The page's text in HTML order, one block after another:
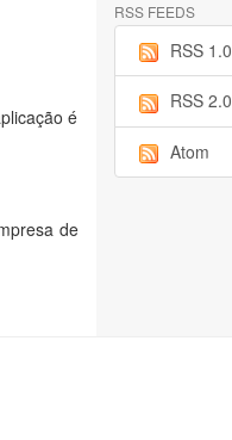
é
de
RSS FEEDS
RSS 1.0
RSS 2.0
Atom